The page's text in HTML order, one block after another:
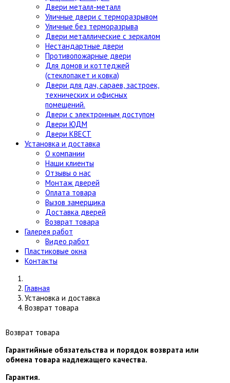
Двери металл-металл
Уличные двери с терморазрывом
Уличные без терморазрыва
Двери металлические с зеркалом
Нестандартные двери
Противопожарные двери
Для домов и коттеджей
(стеклопакет и ковка)
Двери для дач, сараев, застроек,
технических и офисных
помещений.
Двери с электронным доступом
Двери ЮДМ
Двери КВЕСТ
Установка и доставка
О компании
Наши клиенты
Отзывы о нас
Монтаж дверей
Оплата товара
Вызов замерщика
Доставка дверей
Возврат товара
Галерея работ
Видео работ
Пластиковые окна
Контакты
Главная
Установка и доставка
Возврат товара
Возврат товара
Гарантийные обязательства и порядок возврата или
обмена товара надлежащего качества.
Гарантия.